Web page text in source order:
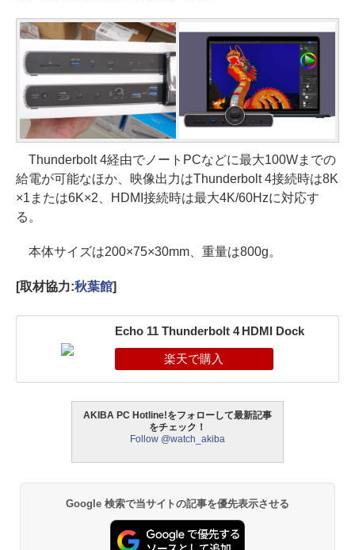
Thunderbolt 4経由でノートPCなどに最大100Wまでの
給電が可能なほか、映像出力はThunderbolt 4接続時は8K
×1または6K×2、HDMI接続時は最大4K/60Hzに対応す
る。
本体サイズは200×75×30mm、重量は800g。
[取材協力:秋葉館]
Echo 11 Thunderbolt 4 HDMI Dock
AKIBA PC Hotline!をフォローして最新記事
をチェック！
Follow @watch_akiba
Google 検索で当サイトの記事を優先表示させる